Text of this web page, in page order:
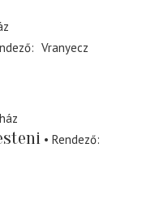
Vranyecz
Rendező